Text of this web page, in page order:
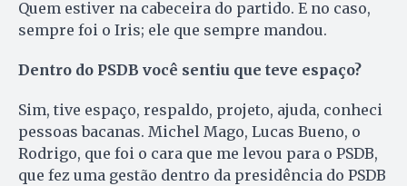
Quem estiver na cabeceira do partido. E no caso,
sempre foi o Iris; ele que sempre mandou.
Dentro do PSDB você sentiu que teve espaço?
Sim, tive espaço, respaldo, projeto, ajuda, conheci
pessoas bacanas. Michel Mago, Lucas Bueno, o
Rodrigo, que foi o cara que me levou para o PSDB,
que fez uma gestão dentro da presidência do PSDB